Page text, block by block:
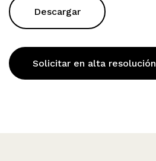
Descargar
Solicitar en alta resolución